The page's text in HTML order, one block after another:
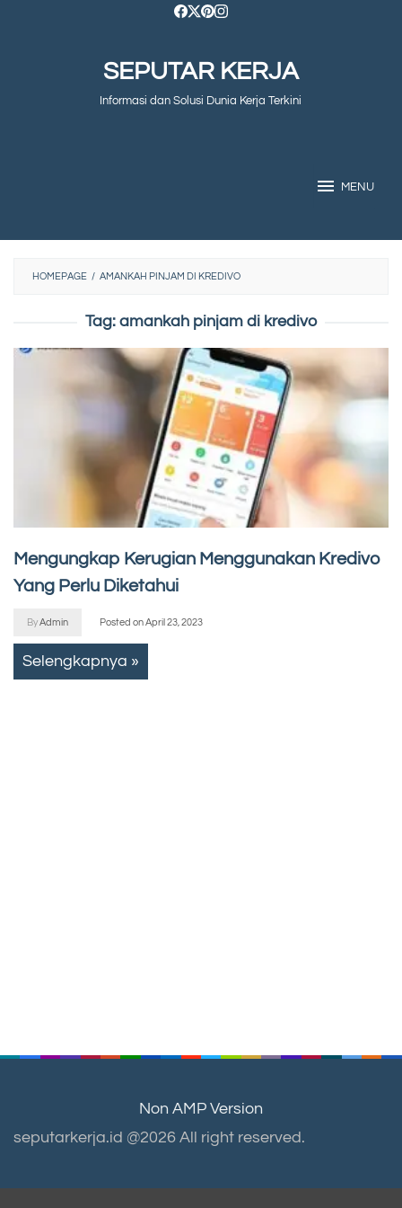
SEPUTAR KERJA
Informasi dan Solusi Dunia Kerja Terkini
MENU
HOMEPAGE / AMANKAH PINJAM DI KREDIVO
Tag: amankah pinjam di kredivo
Mengungkap Kerugian Menggunakan Kredivo
Yang Perlu Diketahui
ByAdmin Posted onApril 23, 2023
Selengkapnya »
Non AMP Version
seputarkerja.id @2026 All right reserved.